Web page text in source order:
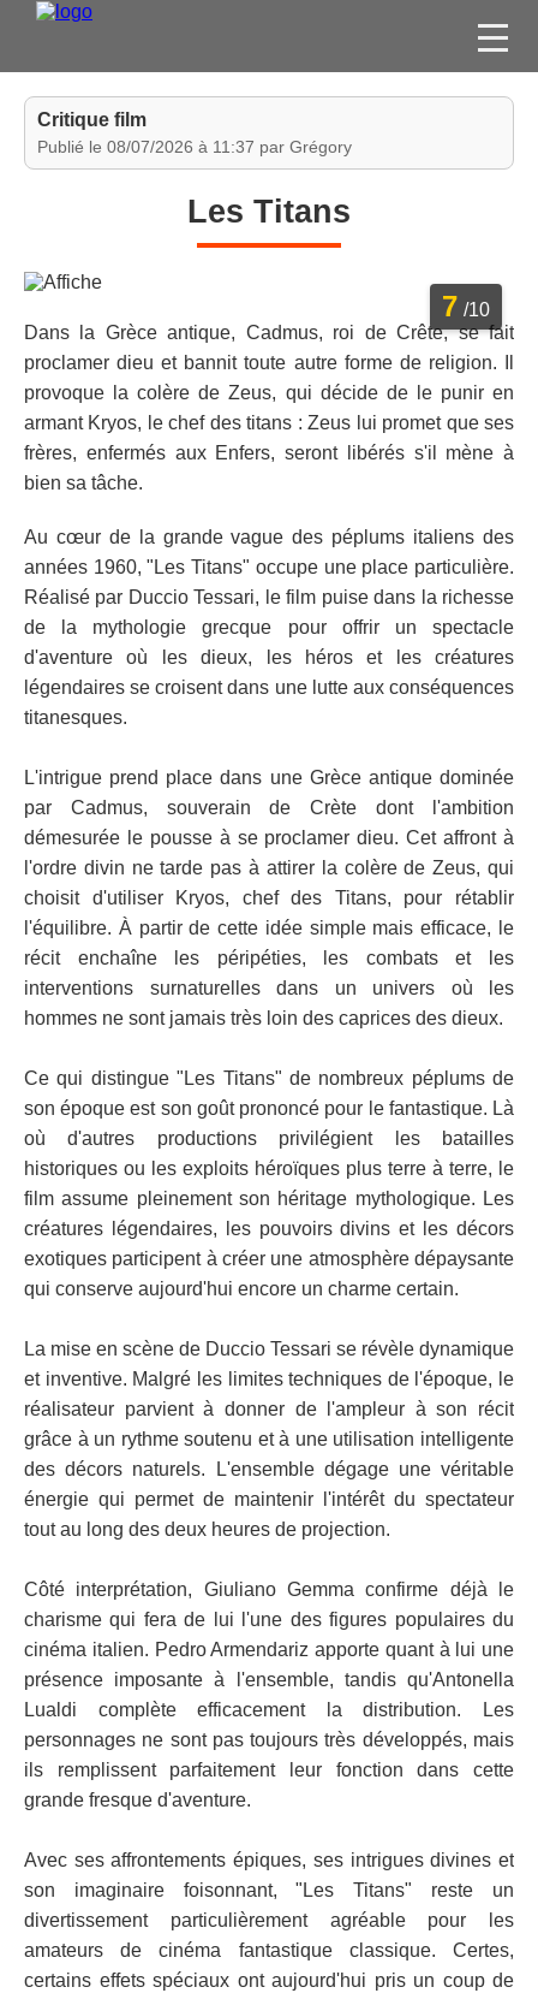
FILMS
JEUX VIDÉO
ESPACE
MEMBRE
Critique film
Publié le 08/07/2026 à 11:37 par Grégory
Les Titans
7 /10
Dans la Grèce antique, Cadmus, roi de Crête, se fait
proclamer dieu et bannit toute autre forme de religion. Il
provoque la colère de Zeus, qui décide de le punir en
armant Kryos, le chef des titans : Zeus lui promet que ses
frères, enfermés aux Enfers, seront libérés s'il mène à
bien sa tâche.
Au cœur de la grande vague des péplums italiens des
années 1960, "Les Titans" occupe une place particulière.
Réalisé par Duccio Tessari, le film puise dans la richesse
de la mythologie grecque pour offrir un spectacle
d'aventure où les dieux, les héros et les créatures
légendaires se croisent dans une lutte aux conséquences
titanesques.
L'intrigue prend place dans une Grèce antique dominée
par Cadmus, souverain de Crète dont l'ambition
démesurée le pousse à se proclamer dieu. Cet affront à
l'ordre divin ne tarde pas à attirer la colère de Zeus, qui
choisit d'utiliser Kryos, chef des Titans, pour rétablir
l'équilibre. À partir de cette idée simple mais efficace, le
récit enchaîne les péripéties, les combats et les
interventions surnaturelles dans un univers où les
hommes ne sont jamais très loin des caprices des dieux.
Ce qui distingue "Les Titans" de nombreux péplums de
son époque est son goût prononcé pour le fantastique. Là
où d'autres productions privilégient les batailles
historiques ou les exploits héroïques plus terre à terre, le
film assume pleinement son héritage mythologique. Les
créatures légendaires, les pouvoirs divins et les décors
exotiques participent à créer une atmosphère dépaysante
qui conserve aujourd'hui encore un charme certain.
La mise en scène de Duccio Tessari se révèle dynamique
et inventive. Malgré les limites techniques de l'époque, le
réalisateur parvient à donner de l'ampleur à son récit
grâce à un rythme soutenu et à une utilisation intelligente
des décors naturels. L'ensemble dégage une véritable
énergie qui permet de maintenir l'intérêt du spectateur
tout au long des deux heures de projection.
Côté interprétation, Giuliano Gemma confirme déjà le
charisme qui fera de lui l'une des figures populaires du
cinéma italien. Pedro Armendariz apporte quant à lui une
présence imposante à l'ensemble, tandis qu'Antonella
Lualdi complète efficacement la distribution. Les
personnages ne sont pas toujours très développés, mais
ils remplissent parfaitement leur fonction dans cette
grande fresque d'aventure.
Avec ses affrontements épiques, ses intrigues divines et
son imaginaire foisonnant, "Les Titans" reste un
divertissement particulièrement agréable pour les
amateurs de cinéma fantastique classique. Certes,
certains effets spéciaux ont aujourd'hui pris un coup de